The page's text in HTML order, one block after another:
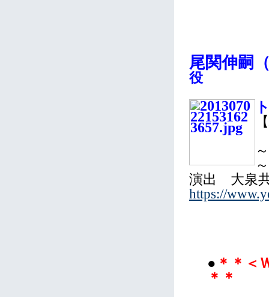
尾関伸嗣
役
演出 大泉
https://
● ＊＊ ＜
＊＊